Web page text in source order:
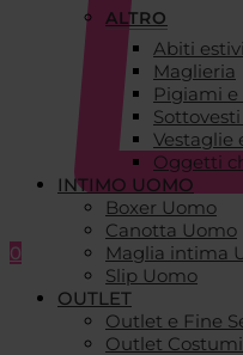
0
ALTRO
Abiti estivi
Maglieria
Pigiami
Vestaglie
Oggetti
INTIMO UOMO
Boxer Uomo
Canotta Uomo
Maglia intima
Slip Uomo
OUTLET
Outlet e Fine
Outlet